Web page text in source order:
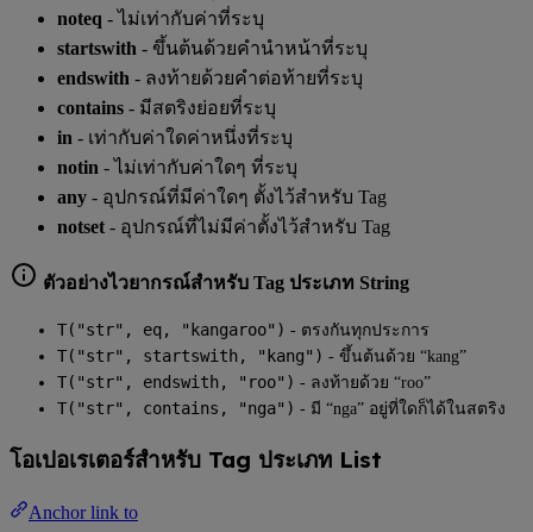
noteq - ไม่เท่ากับค่าที่ระบุ
startswith - ขึ้นต้นด้วยคำนำหน้าที่ระบุ
endswith - ลงท้ายด้วยคำต่อท้ายที่ระบุ
contains - มีสตริงย่อยที่ระบุ
in - เท่ากับค่าใดค่าหนึ่งที่ระบุ
notin - ไม่เท่ากับค่าใดๆ ที่ระบุ
any - อุปกรณ์ที่มีค่าใดๆ ตั้งไว้สำหรับ Tag
notset - อุปกรณ์ที่ไม่มีค่าตั้งไว้สำหรับ Tag
ตัวอย่างไวยากรณ์สำหรับ Tag ประเภท String
T("str", eq, "kangaroo") - ตรงกันทุกประการ
T("str", startswith, "kang") - ขึ้นต้นด้วย “kang”
T("str", endswith, "roo") - ลงท้ายด้วย “roo”
T("str", contains, "nga") - มี “nga” อยู่ที่ใดก็ได้ในสตริง
โอเปอเรเตอร์สำหรับ Tag ประเภท List
Anchor link to